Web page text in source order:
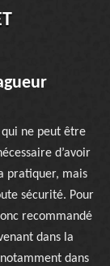
qui ne peut être
d’avoir
pratiquer, mais
sécurité. Pour
recommandé
dans la
dans